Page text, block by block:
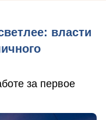
власти
за первое